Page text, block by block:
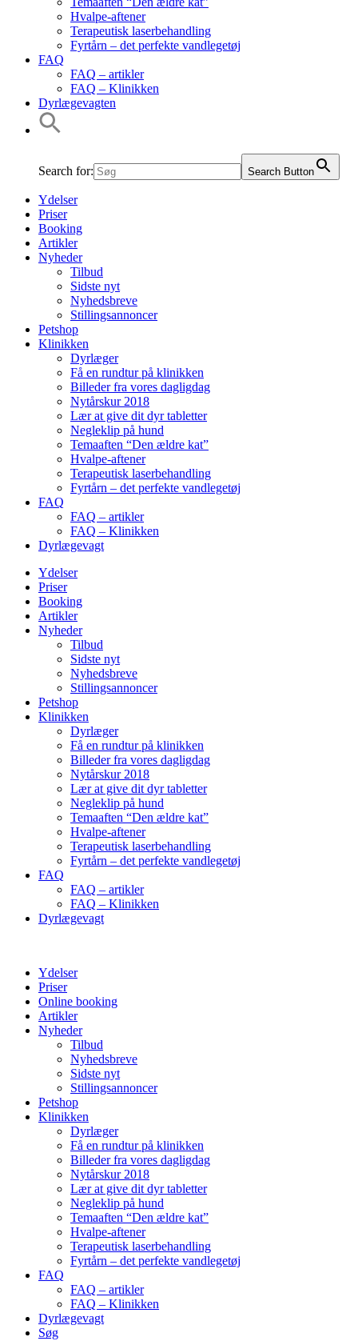
Hvalpe-aftener
Terapeutisk laserbehandling
Fyrtårn – det perfekte vandlegetøj
FAQ
FAQ – artikler
FAQ – Klinikken
Dyrlægevagten
Search for: Search Button
Ydelser
Priser
Booking
Artikler
Nyheder
Tilbud
Sidste nyt
Nyhedsbreve
Stillingsannoncer
Petshop
Klinikken
Dyrlæger
Få en rundtur på klinikken
Billeder fra vores dagligdag
Nytårskur 2018
Lær at give dit dyr tabletter
Negleklip på hund
Temaaften “Den ældre kat”
Hvalpe-aftener
Terapeutisk laserbehandling
Fyrtårn – det perfekte vandlegetøj
FAQ
FAQ – artikler
FAQ – Klinikken
Dyrlægevagt
Ydelser
Priser
Booking
Artikler
Nyheder
Tilbud
Sidste nyt
Nyhedsbreve
Stillingsannoncer
Petshop
Klinikken
Dyrlæger
Få en rundtur på klinikken
Billeder fra vores dagligdag
Nytårskur 2018
Lær at give dit dyr tabletter
Negleklip på hund
Temaaften “Den ældre kat”
Hvalpe-aftener
Terapeutisk laserbehandling
Fyrtårn – det perfekte vandlegetøj
FAQ
FAQ – artikler
FAQ – Klinikken
Dyrlægevagt
Ydelser
Priser
Online booking
Artikler
Nyheder
Tilbud
Nyhedsbreve
Sidste nyt
Stillingsannoncer
Petshop
Klinikken
Dyrlæger
Få en rundtur på klinikken
Billeder fra vores dagligdag
Nytårskur 2018
Lær at give dit dyr tabletter
Negleklip på hund
Temaaften “Den ældre kat”
Hvalpe-aftener
Terapeutisk laserbehandling
Fyrtårn – det perfekte vandlegetøj
FAQ
FAQ – artikler
FAQ – Klinikken
Dyrlægevagt
Søg